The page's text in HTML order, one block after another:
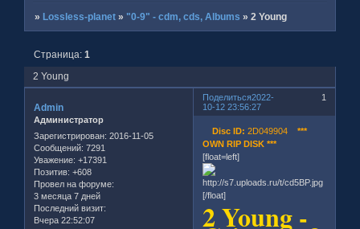
» Lossless-planet » "0-9" - cdm, cds, Albums »2 Young
2 Young
Страница:1
Поделиться 1
2022-
10-12 23:56:27
Admin
Администратор
Зарегистрирован: 2016-11-05
Сообщений: 7291
Уважение: +17391
Позитив: +608
Провел на форуме:
3 месяца 7 дней
Последний визит:
Вчера 22:52:07
Disc ID: 2D049904***
OWN RIP DISK ***
[float=left]
[/float]
2 Young -